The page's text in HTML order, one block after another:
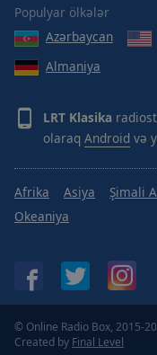
Dialog
End
dialog
Populyar ölkələr
Azərbaycan
Almaniya
LRT Klasika
olaraq Android və
Afrika Asiya Şimali
Okeaniya
© Online Radio Box, 2015-
Created by Final Level